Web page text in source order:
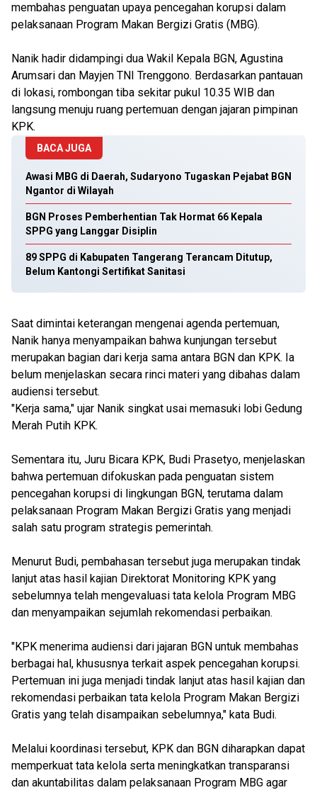
membahas penguatan upaya pencegahan korupsi dalam
pelaksanaan Program Makan Bergizi Gratis (MBG).
Nanik hadir didampingi dua Wakil Kepala BGN, Agustina
Arumsari dan Mayjen TNI Trenggono. Berdasarkan pantauan
di lokasi, rombongan tiba sekitar pukul 10.35 WIB dan
langsung menuju ruang pertemuan dengan jajaran pimpinan
KPK.
BACA JUGA
Awasi MBG di Daerah, Sudaryono Tugaskan Pejabat BGN
Ngantor di Wilayah
BGN Proses Pemberhentian Tak Hormat 66 Kepala
SPPG yang Langgar Disiplin
89 SPPG di Kabupaten Tangerang Terancam Ditutup,
Belum Kantongi Sertifikat Sanitasi
Saat dimintai keterangan mengenai agenda pertemuan,
Nanik hanya menyampaikan bahwa kunjungan tersebut
merupakan bagian dari kerja sama antara BGN dan KPK. Ia
belum menjelaskan secara rinci materi yang dibahas dalam
audiensi tersebut.
"Kerja sama," ujar Nanik singkat usai memasuki lobi Gedung
Merah Putih KPK.
Sementara itu, Juru Bicara KPK, Budi Prasetyo, menjelaskan
bahwa pertemuan difokuskan pada penguatan sistem
pencegahan korupsi di lingkungan BGN, terutama dalam
pelaksanaan Program Makan Bergizi Gratis yang menjadi
salah satu program strategis pemerintah.
Menurut Budi, pembahasan tersebut juga merupakan tindak
lanjut atas hasil kajian Direktorat Monitoring KPK yang
sebelumnya telah mengevaluasi tata kelola Program MBG
dan menyampaikan sejumlah rekomendasi perbaikan.
"KPK menerima audiensi dari jajaran BGN untuk membahas
berbagai hal, khususnya terkait aspek pencegahan korupsi.
Pertemuan ini juga menjadi tindak lanjut atas hasil kajian dan
rekomendasi perbaikan tata kelola Program Makan Bergizi
Gratis yang telah disampaikan sebelumnya," kata Budi.
Melalui koordinasi tersebut, KPK dan BGN diharapkan dapat
memperkuat tata kelola serta meningkatkan transparansi
dan akuntabilitas dalam pelaksanaan Program MBG agar